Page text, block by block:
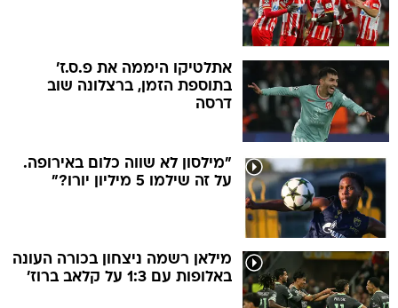
אתלטיקו היממה את פ.ס.ז'
בתוספת הזמן, ברצלונה שוב
דרסה
"מילסון לא שווה כלום באירופה.
על זה שילמו 5 מיליון יורו?"
מילאן רשמה ניצחון בכורה העונה
באלופות עם 1:3 על קלאב ברוז'